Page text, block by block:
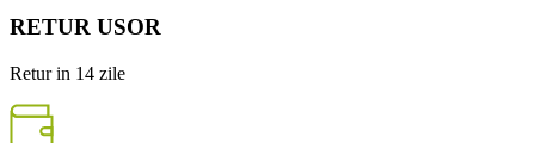
RETUR USOR
Retur in 14 zile